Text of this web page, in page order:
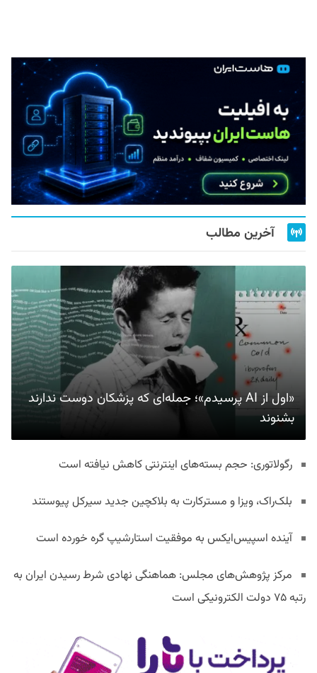
آخرین مطالب
«اول از AI پرسیدم»؛ جمله‌ای که پزشکان دوست ندارند
بشنوند
رگولاتوری: حجم بسته‌های اینترنتی کاهش نیافته است
بلک‌راک، ویزا و مسترکارت به بلاکچین جدید سیرکل پیوستند
آینده اسپیس‌ایکس به موفقیت استارشیپ گره خورده است
مرکز پژوهش‌های مجلس: هماهنگی نهادی شرط رسیدن ایران به
رتبه ۷۵ دولت الکترونیکی است